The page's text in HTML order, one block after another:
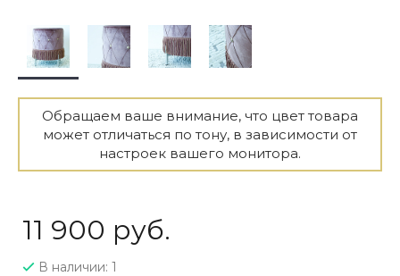
Обращаем ваше внимание, что цвет товара
может отличаться по тону, в зависимости от
настроек вашего монитора.
11 900 руб.
В наличии: 1